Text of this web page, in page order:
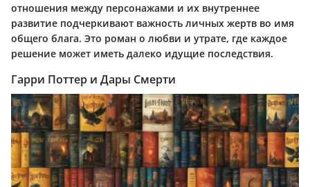
отношения между персонажами и их внутреннее
развитие подчеркивают важность личных жертв во имя
общего блага. Это роман о любви и утрате, где каждое
решение может иметь далеко идущие последствия.
Гарри Поттер и Дары Смерти